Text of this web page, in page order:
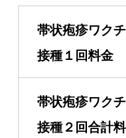
帯状疱疹ワク
接種１回料金
帯状疱疹ワク
接種２回合計